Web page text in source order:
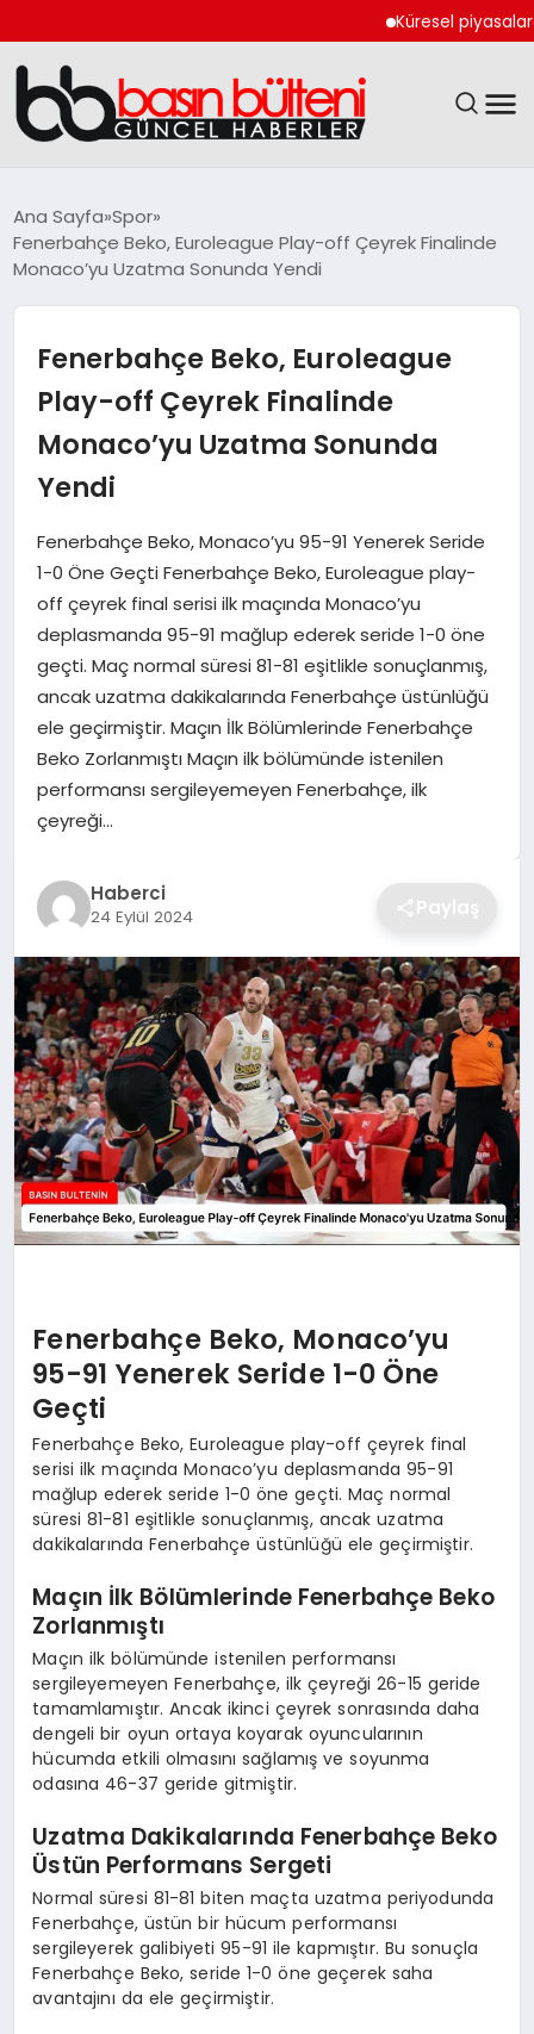
Küresel piyasalarda
GÜNCEL
SAĞLIK
TEKNOLOJI
YAŞAM
GÜNDEM
Ana Sayfa Spor
Fenerbahçe Beko, Euroleague Play-off Çeyrek Finalinde
Monaco’yu Uzatma Sonunda Yendi
Fenerbahçe Beko, Euroleague
Play-off Çeyrek Finalinde
Monaco’yu Uzatma Sonunda
Yendi
Fenerbahçe Beko, Monaco’yu 95-91 Yenerek Seride
1-0 Öne Geçti Fenerbahçe Beko, Euroleague play-
off çeyrek final serisi ilk maçında Monaco’yu
deplasmanda 95-91 mağlup ederek seride 1-0 öne
geçti. Maç normal süresi 81-81 eşitlikle sonuçlanmış,
ancak uzatma dakikalarında Fenerbahçe üstünlüğü
ele geçirmiştir. Maçın İlk Bölümlerinde Fenerbahçe
Beko Zorlanmıştı Maçın ilk bölümünde istenilen
performansı sergileyemeyen Fenerbahçe, ilk
çeyreği…
Haberci
24 Eylül 2024 Paylaş
Fenerbahçe Beko, Monaco’yu
95-91 Yenerek Seride 1-0 Öne
Geçti
Fenerbahçe Beko, Euroleague play-off çeyrek final
serisi ilk maçında Monaco’yu deplasmanda 95-91
mağlup ederek seride 1-0 öne geçti. Maç normal
süresi 81-81 eşitlikle sonuçlanmış, ancak uzatma
dakikalarında Fenerbahçe üstünlüğü ele geçirmiştir.
Maçın İlk Bölümlerinde Fenerbahçe Beko
Zorlanmıştı
Maçın ilk bölümünde istenilen performansı
sergileyemeyen Fenerbahçe, ilk çeyreği 26-15 geride
tamamlamıştır. Ancak ikinci çeyrek sonrasında daha
dengeli bir oyun ortaya koyarak oyuncularının
hücumda etkili olmasını sağlamış ve soyunma
odasına 46-37 geride gitmiştir.
Uzatma Dakikalarında Fenerbahçe Beko
Üstün Performans Sergeti
Normal süresi 81-81 biten maçta uzatma periyodunda
Fenerbahçe, üstün bir hücum performansı
sergileyerek galibiyeti 95-91 ile kapmıştır. Bu sonuçla
Fenerbahçe Beko, seride 1-0 öne geçerek saha
avantajını da ele geçirmiştir.